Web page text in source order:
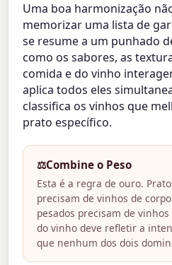
Uma boa harmonização
memorizar uma lista de
se resume a um punhado
como os sabores, as
comida e do vinho
aplica todos eles
classifica os vinhos que
prato específico.
⚖️Combine o Peso
Esta é a regra de ouro.
precisam de vinhos de
pesados precisam de
do vinho deve refletir a
que nenhum dos dois